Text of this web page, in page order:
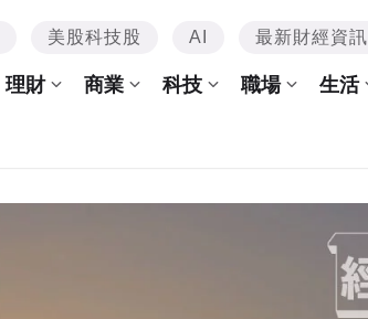
美股科技股 AI 最新財經資訊
理財 商業 科技 職場 生活